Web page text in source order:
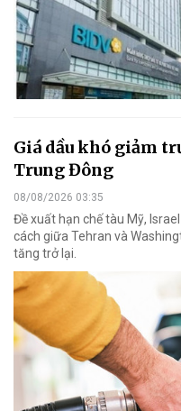
Giá dầu khó giảm
Trung Đông
08/08/2026 03:35
Đề xuất hạn chế tàu Mỹ,
cách giữa Tehran và
tăng trở lại.